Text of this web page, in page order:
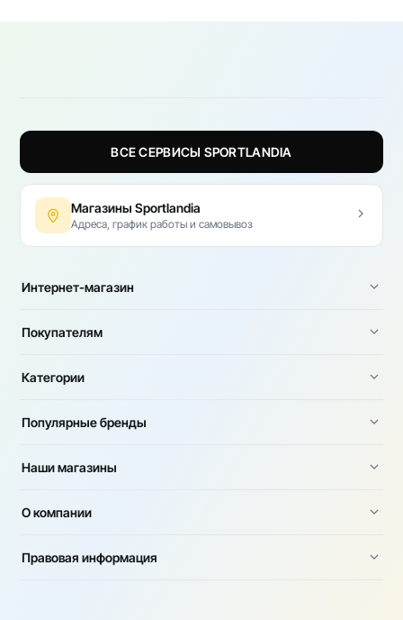
ВСЕ СЕРВИСЫ SPORTLANDIA
Магазины Sportlandia
Адреса, график работы и самовывоз
Интернет-магазин
Покупателям
Категории
Популярные бренды
Наши магазины
О компании
Правовая информация